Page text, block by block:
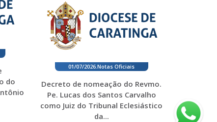
do
01/07/2026.Notas Oficiais
Decreto de nomeação do Revmo.
Pe. Lucas dos Santos Carvalho
como Juiz do Tribunal Eclesiástico
da...